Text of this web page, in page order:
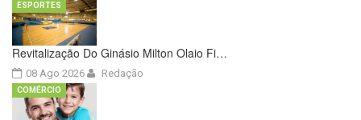
Revitalização Do Ginásio Milton Olaio Fi…
08 Ago 2026
ESPORTES
Redação
COMÉRCIO